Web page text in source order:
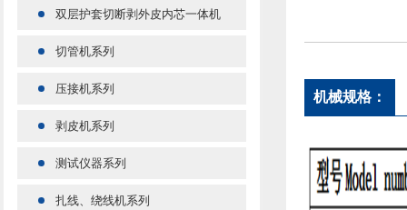
双层护套切断剥外皮内芯一体机
切管机系列
压接机系列
剥皮机系列
测试仪器系列
扎线、绕线机系列
机械规格：